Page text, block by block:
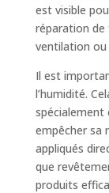
est visible
réparation de
ventilation ou
Il est
l’humidité.
spécialement
empêcher sa
appliqués
que
produits